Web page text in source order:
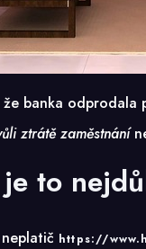
banka odprodala
ztrátě zaměstnání
to
https://